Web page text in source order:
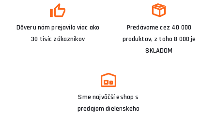
Dôveru nám prejavilo viac ako
30 tisíc zákazníkov
Predávame cez 40 000
produktov, z toho 8 000 je
SKLADOM
Sme najväčší eshop s
predajom dielenského